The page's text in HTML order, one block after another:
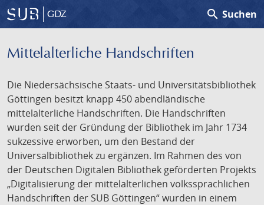
GDZ search Suchen
Mittelalterliche Handschriften
Die Niedersächsische Staats- und Universitätsbibliothek
Göttingen besitzt knapp 450 abendländische
mittelalterliche Handschriften. Die Handschriften
wurden seit der Gründung der Bibliothek im Jahr 1734
sukzessive erworben, um den Bestand der
Universalbibliothek zu ergänzen. Im Rahmen des von
der Deutschen Digitalen Bibliothek geförderten Projekts
„Digitalisierung der mittelalterlichen volkssprachlichen
Handschriften der SUB Göttingen“ wurden in einem